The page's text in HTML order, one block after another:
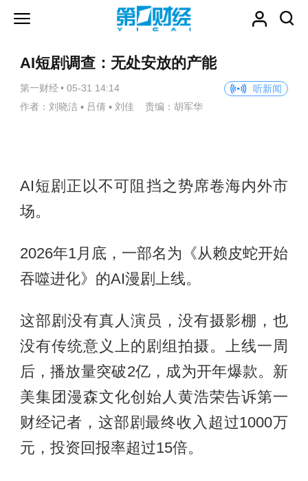
AI短剧调查：无处安放的产能
第一财经 • 05-31 14:14
听新闻
作者：刘晓洁 ▪ 吕倩 ▪ 刘佳 责编：胡军华
AI短剧正以不可阻挡之势席卷海内外市
场。
2026年1月底，一部名为《从赖皮蛇开始
吞噬进化》的AI漫剧上线。
这部剧没有真人演员，没有摄影棚，也
没有传统意义上的剧组拍摄。上线一周
后，播放量突破2亿，成为开年爆款。新
美集团漫森文化创始人黄浩荣告诉第一
财经记者，这部剧最终收入超过1000万
元，投资回报率超过15倍。